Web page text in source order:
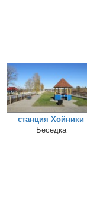
станция Хойники
Беседка